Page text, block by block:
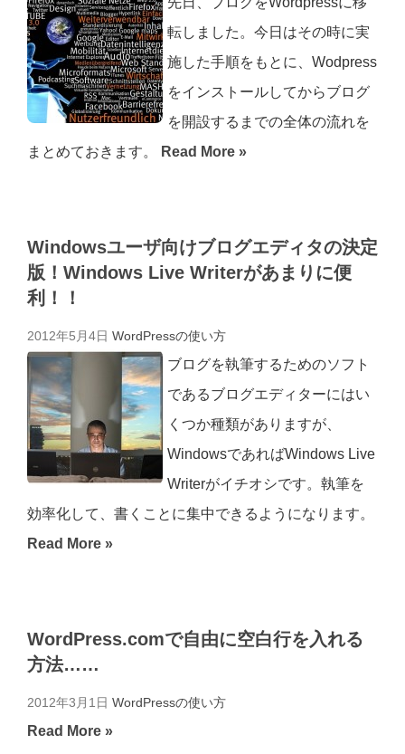
転しました。今日はその時に実
施した手順をもとに、Wodpress
をインストールしてからブログ
を開設するまでの全体の流れを
まとめておきます。
Read More »
Windowsユーザ向けブログエディタの決定
版！Windows Live Writerがあまりに便
利！！
2012年5月4日 WordPressの使い方
ブログを執筆するためのソフト
であるブログエディターにはい
くつか種類がありますが、
WindowsであればWindows Live
Writerがイチオシです。執筆を
効率化して、書くことに集中できるようになります。
Read More »
WordPress.comで自由に空白行を入れる
方法……
2012年3月1日 WordPressの使い方
Read More »